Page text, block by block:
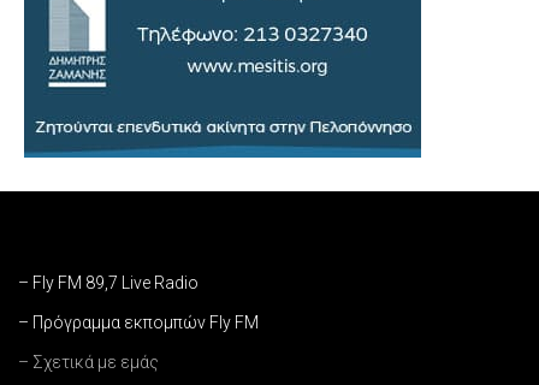
– Fly FM 89,7 Live Radio
– Πρόγραμμα εκπομπών Fly FM
– Σχετικά με εμάς